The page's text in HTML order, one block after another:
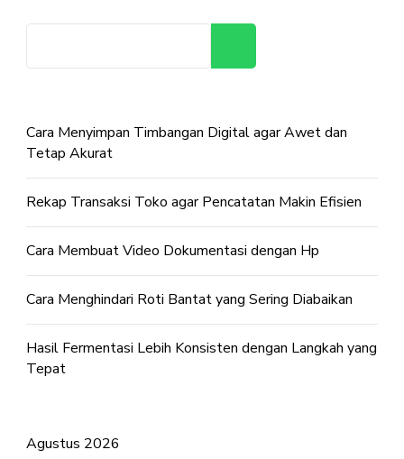
Cara Menyimpan Timbangan Digital agar Awet dan
Tetap Akurat
Rekap Transaksi Toko agar Pencatatan Makin Efisien
Cara Membuat Video Dokumentasi dengan Hp
Cara Menghindari Roti Bantat yang Sering Diabaikan
Hasil Fermentasi Lebih Konsisten dengan Langkah yang
Tepat
Agustus 2026